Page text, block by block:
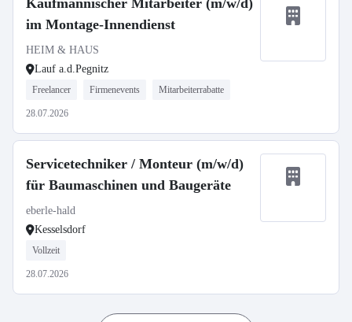
Kaufmännischer Mitarbeiter (m/w/d)
im Montage-Innendienst
HEIM & HAUS
Lauf a.d.Pegnitz
Freelancer Firmenevents Mitarbeiterrabatte
28.07.2026
Servicetechniker / Monteur (m/w/d)
für Baumaschinen und Baugeräte
eberle-hald
Kesselsdorf
Vollzeit
28.07.2026